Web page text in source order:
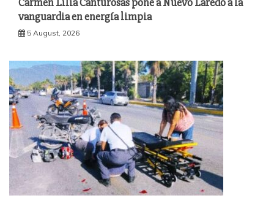
Carmen Lilia Canturosas pone a Nuevo Laredo a la
vanguardia en energía limpia
5 August, 2026